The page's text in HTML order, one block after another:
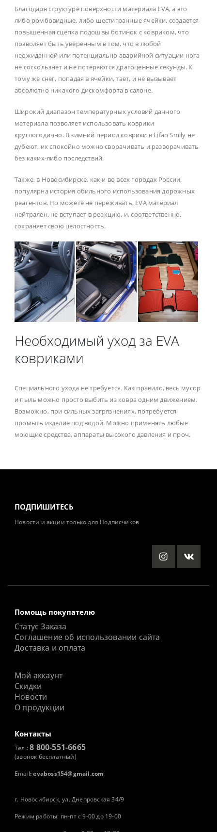
Благодаря структуре поверхности материала EVA, а это
либо ромбовидные, либо шестигранные ячейки, создается
повышенная сцепка подошвы ботинок с ковриком, что
позволяет быть уверенным в том, что в любой
неожиданной или потенциально аварийной ситуации нога
не соскользнет и не потеряются драгоценные секунды. К
тому же снег, попадая в ячейки, тает, и не вызывает
абсолютно никакого дискомфорта в салоне.
Широкий диапазон температурных условий данного
материала позволяет использовать коврики
круглогодично. В зимний период коврики в Lifan Smily не
дубеют, их спокойно можно сворачивать и разворачивать
без каких-либо последствий.
Также, в Новосибирске, как и во всех городах России,
популярна история обильного использования дорожных
реагентов. Но можете не переживать, EVA материал
нейтрален, не вступает в реакцию, и, соответственно,
сохраняет свою целостность.
Необходимый уход за EVA
ковриками
Специального ухода не требуется. Как правило, весь мусор
и пыль можно просто выбить из ковра одним движением.
Возможно, при сильных загрязнениях, потребуется
промыть изделие под водой. Можно применять любые
моющие средства, аппараты высокого давления и проч.
ПОДПИШИТЕСЬ
Новости и акции только для Подписчиков
Помощь покупателю
Статус Заказа
Соглашение об использовании сайта
Доставка и оплата
Мой аккаунт
Скидки
Новости
О продукции
Контакты
Тел.:8 800-551-6665
(звонок бесплатный)
Email: evaboss154@gmail.com
г. Новосибирск, ул. Днепровская 34/9
Режим работы: пн-пт с 9-00 до 19-00